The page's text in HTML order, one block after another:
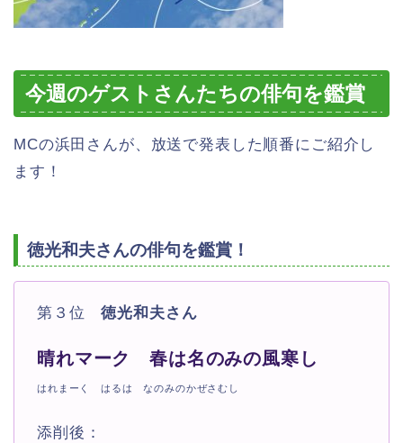
今週のゲストさんたちの俳句を鑑賞
MCの浜田さんが、放送で発表した順番にご紹介し
ます！
徳光和夫さんの俳句を鑑賞！
第３位徳光和夫さん
晴れマーク 春は名のみの風寒し
はれまーく はるは なのみのかぜさむし
添削後：